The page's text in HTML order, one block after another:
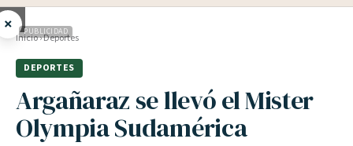
× PUBLICIDAD
Inicio›Deportes
DEPORTES
Argañaraz se llevó el Mister
Olympia Sudamérica